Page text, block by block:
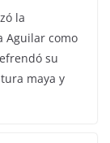
la
Aguilar como
su
maya y